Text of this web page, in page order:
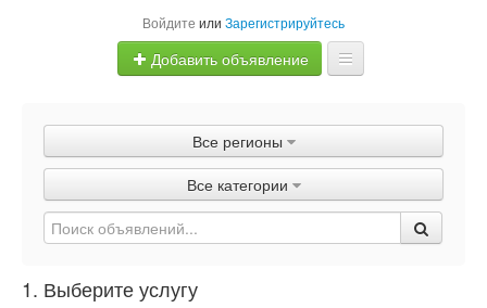
Войдите или Зарегистрируйтесь
Добавить объявление
Объявления
Быстрая продажа
Все регионы
Все категории
1. Выберите услугу